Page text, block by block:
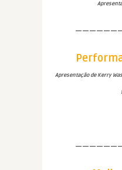
Apresentação de Kerry